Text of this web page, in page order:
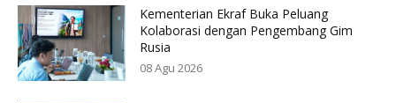
Kementerian Ekraf Buka Peluang
Kolaborasi dengan Pengembang Gim
Rusia
08 Agu 2026